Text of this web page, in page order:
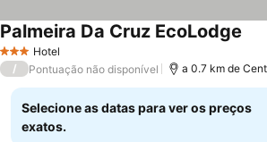
3 EstrelasHotel
Palmeira Da Cruz EcoLodge
/ Pontuação não disponível a 0.7 km de
Selecione as datas para ver os preços
exatos.